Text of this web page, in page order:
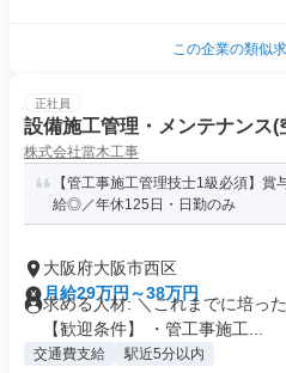
この企業の類似
正社員
設備施工管理・メンテナンス(
株式会社當木工事
【管工事施工管理技士1級必須】
給◎／年休125日・日勤のみ
大阪府大阪市西区
月給29万円～38万円
求める人材: ＼これまでに培っ
【歓迎条件】 ・管工事施工...
交通費支給 駅近5分以内